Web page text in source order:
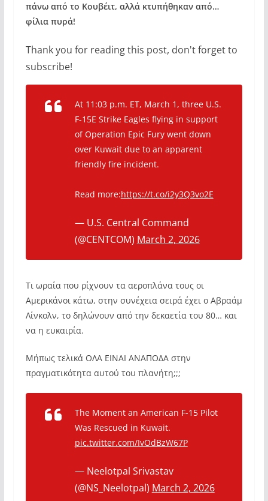
πάνω από το Κουβέιτ, αλλά κτυπήθηκαν από…
φίλια πυρά!
Thank you for reading this post, don't forget to
subscribe!
At 11:03 p.m. ET, March 1, three U.S.
F-15E Strike Eagles flying in support
of Operation Epic Fury went down
over Kuwait due to an apparent
friendly fire incident.
Read more:https://t.co/i2y3Q3vo2E
— U.S. Central Command
(@CENTCOM) March 2, 2026
Τι ωραία που ρίχνουν τα αεροπλάνα τους οι
Αμερικάνοι κάτω, στην συνέχεια σειρά έχει ο Αβραάμ
Λίνκολν, το δηλώνουν από την δεκαετία του 80… και
να η ευκαιρία.
Μήπως τελικά ΟΛΑ ΕΙΝΑΙ ΑΝΑΠΟΔΑ στην
πραγματικότητα αυτού του πλανήτη;;;
The Moment an American F-15 Pilot
Was Rescued in Kuwait.
pic.twitter.com/IvOdBzW67P
— Neelotpal Srivastav
(@NS_Neelotpal) March 2, 2026